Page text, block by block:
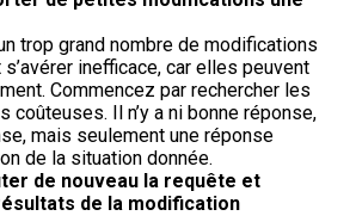
trop grand nombre de modifications
inefficace, car elles peuvent
Commencez par rechercher les
coûteuses. Il n’y a ni bonne réponse,
mais seulement une réponse
de la situation donnée.
de nouveau la requête et
de la modification